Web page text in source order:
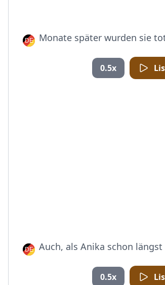
Monate später wurden sie
0.5x
Auch, als Anika schon
0.5x